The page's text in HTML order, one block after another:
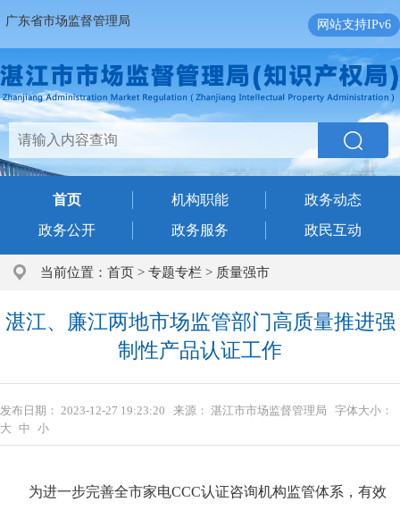
广东省市场监督管理局 网站支持IPv6
首页 机构职能
政务动态
政务公开
政务服务 政民互动
当前位置： 首页 > 专题专栏 > 质量强市
湛江、廉江两地市场监管部门高质量推进强
制性产品认证工作
发布日期： 2023-12-27 19:23:20 来源： 湛江市市场监督管理局
字体大小：
大 中 小
为进一步完善全市家电CCC认证咨询机构监管体系，有效